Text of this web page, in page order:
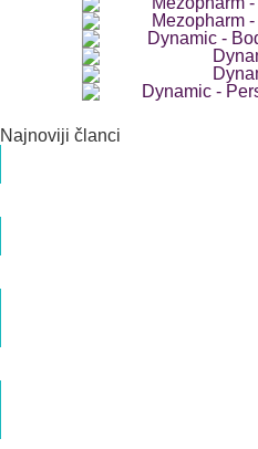
Najnoviji članci